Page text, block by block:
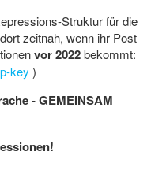
Struktur für die
zeitnah, wenn ihr Post
vor 2022bekommt:
key )
- GEMEINSAM